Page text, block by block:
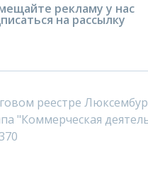
рекламу у нас
на рассылку
реестре
"Коммерческая